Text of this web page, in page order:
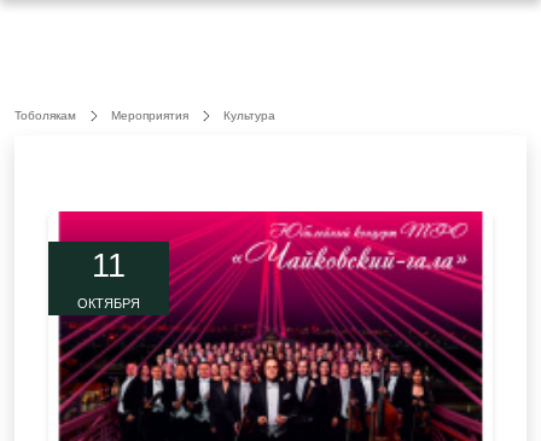
Тоболякам Мероприятия Культура
11
ОКТЯБРЯ